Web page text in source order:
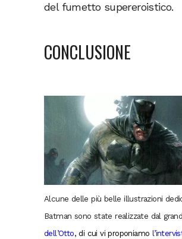
del fumetto supereroistico.
CONCLUSIONE
Alcune delle più belle illustrazioni
Batman sono state realizzate dal
dell’Otto, di cui vi proponiamo